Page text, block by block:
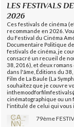
LES FESTIVALS
2026
Ces festivals de cinéma
recommande en 2026.
du Festival du Cinéma
Documentaire Politique
festivals de cinéma, je
consacré un recueil de
38, 2016), et deux
dans l'âme, Éditions du
Film de La Baule (La
souhaitez que je couvre
cinématographique ou un
l'intitulé de celui qui vous
79ème